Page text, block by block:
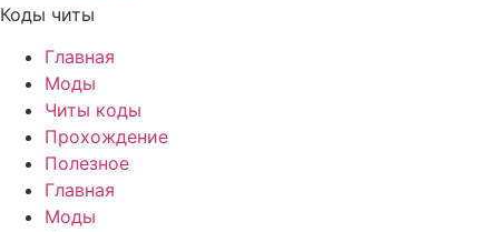
Коды читы
Главная
Моды
Читы коды
Прохождение
Полезное
Главная
Моды